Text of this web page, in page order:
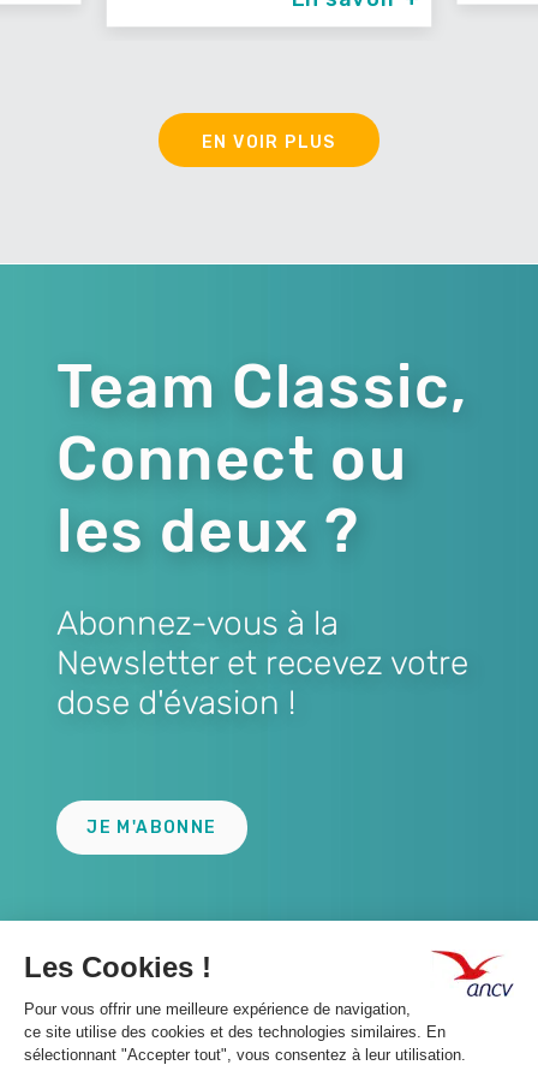
EN VOIR PLUS
Team Classic,
Connect ou
les deux ?
Abonnez-vous à la
Newsletter et recevez votre
dose d'évasion !
JE M'ABONNE